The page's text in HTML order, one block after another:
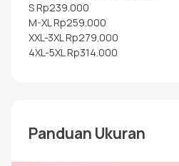
S Rp239.000
M-XL Rp259.000
XXL-3XL Rp279.000
4XL-5XL Rp314.000
Panduan Ukuran